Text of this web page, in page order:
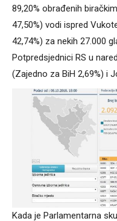
89,20% obrađenih
47,50%) vodi ispred
42,74%) za nekih 27.000
Potpredsjednici RS u
(Zajedno za BiH 2,69%) i
Kada je Parlamentarna